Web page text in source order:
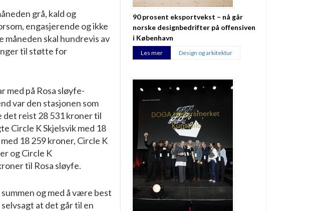
grå, kald og
engasjerende og ikke
måneden skal hundrevis av
til støtte for
med på Rosa sløyfe-
var den stasjonen som
det reist 28 531 kroner til
Circle K Skjelsvik med 18
18 259 kroner, Circle K
og Circle K
til Rosa sløyfe.
og med å være best
at det går til en
90 prosent eksportvekst – nå går
norske designbedrifter på offensiven
i København
Les mer Design og arkitektur